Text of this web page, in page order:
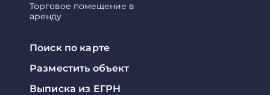
Торговое помещение в
аренду
Поиск по карте
Разместить объект
Выписка из ЕГРН